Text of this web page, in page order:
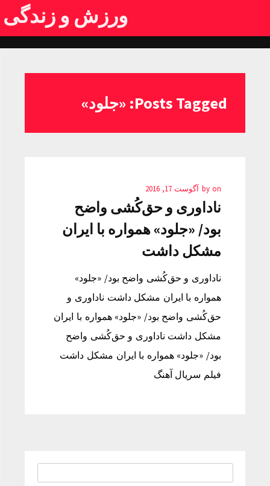
ورزش و زندگی
Posts Tagged: «جلود»
by on آگوست 17, 2016
ناداوری و حق‌کُشی واضح
بود/ «جلود» همواره با ایران
مشکل داشت
ناداوری و حق‌کُشی واضح بود/ «جلود»
همواره با ایران مشکل داشت ناداوری و
حق‌کُشی واضح بود/ «جلود» همواره با ایران
مشکل داشت ناداوری و حق‌کُشی واضح
بود/ «جلود» همواره با ایران مشکل داشت
فیلم سریال آهنگ